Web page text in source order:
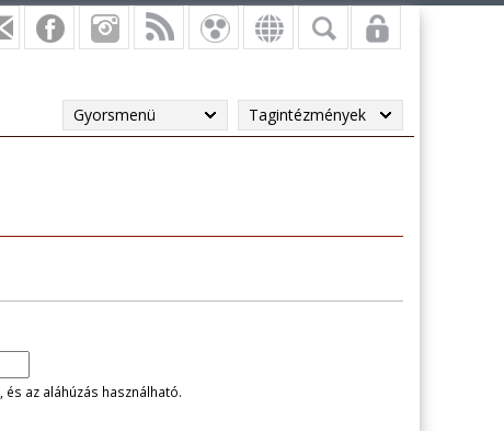
Gyorsmenü Tagintézmények
az aláhúzás használható.